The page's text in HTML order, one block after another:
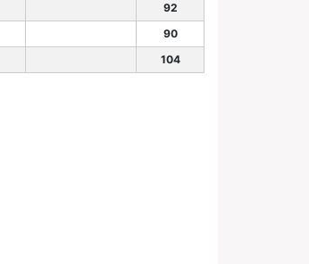
92
90
104